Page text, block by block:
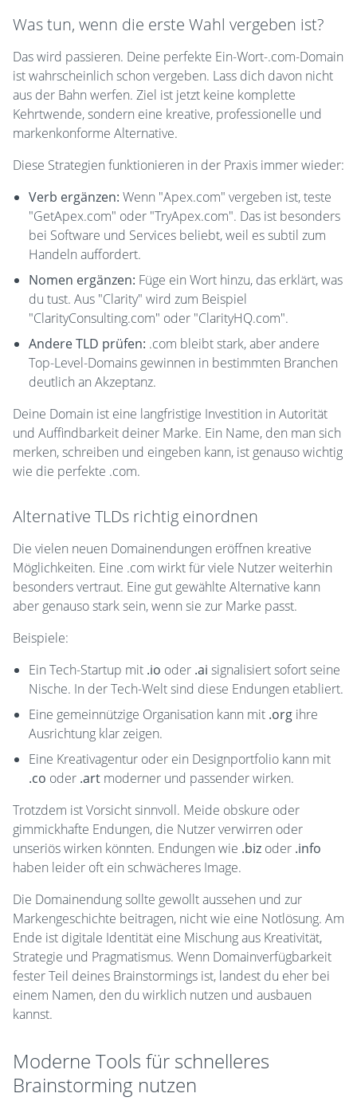
Was tun, wenn die erste Wahl vergeben ist?
Das wird passieren. Deine perfekte Ein-Wort-.com-Domain
ist wahrscheinlich schon vergeben. Lass dich davon nicht
aus der Bahn werfen. Ziel ist jetzt keine komplette
Kehrtwende, sondern eine kreative, professionelle und
markenkonforme Alternative.
Diese Strategien funktionieren in der Praxis immer wieder:
Verb ergänzen: Wenn "Apex.com" vergeben ist, teste
"GetApex.com" oder "TryApex.com". Das ist besonders
bei Software und Services beliebt, weil es subtil zum
Handeln auffordert.
Nomen ergänzen: Füge ein Wort hinzu, das erklärt, was
du tust. Aus "Clarity" wird zum Beispiel
"ClarityConsulting.com" oder "ClarityHQ.com".
Andere TLD prüfen: .com bleibt stark, aber andere
Top-Level-Domains gewinnen in bestimmten Branchen
deutlich an Akzeptanz.
Deine Domain ist eine langfristige Investition in Autorität
und Auffindbarkeit deiner Marke. Ein Name, den man sich
merken, schreiben und eingeben kann, ist genauso wichtig
wie die perfekte .com.
Alternative TLDs richtig einordnen
Die vielen neuen Domainendungen eröffnen kreative
Möglichkeiten. Eine .com wirkt für viele Nutzer weiterhin
besonders vertraut. Eine gut gewählte Alternative kann
aber genauso stark sein, wenn sie zur Marke passt.
Beispiele:
Ein Tech-Startup mit .io oder .ai signalisiert sofort seine
Nische. In der Tech-Welt sind diese Endungen etabliert.
Eine gemeinnützige Organisation kann mit .org ihre
Ausrichtung klar zeigen.
Eine Kreativagentur oder ein Designportfolio kann mit
.co oder .art moderner und passender wirken.
Trotzdem ist Vorsicht sinnvoll. Meide obskure oder
gimmickhafte Endungen, die Nutzer verwirren oder
unseriös wirken könnten. Endungen wie .biz oder .info
haben leider oft ein schwächeres Image.
Die Domainendung sollte gewollt aussehen und zur
Markengeschichte beitragen, nicht wie eine Notlösung. Am
Ende ist digitale Identität eine Mischung aus Kreativität,
Strategie und Pragmatismus. Wenn Domainverfügbarkeit
fester Teil deines Brainstormings ist, landest du eher bei
einem Namen, den du wirklich nutzen und ausbauen
kannst.
Moderne Tools für schnelleres
Brainstorming nutzen